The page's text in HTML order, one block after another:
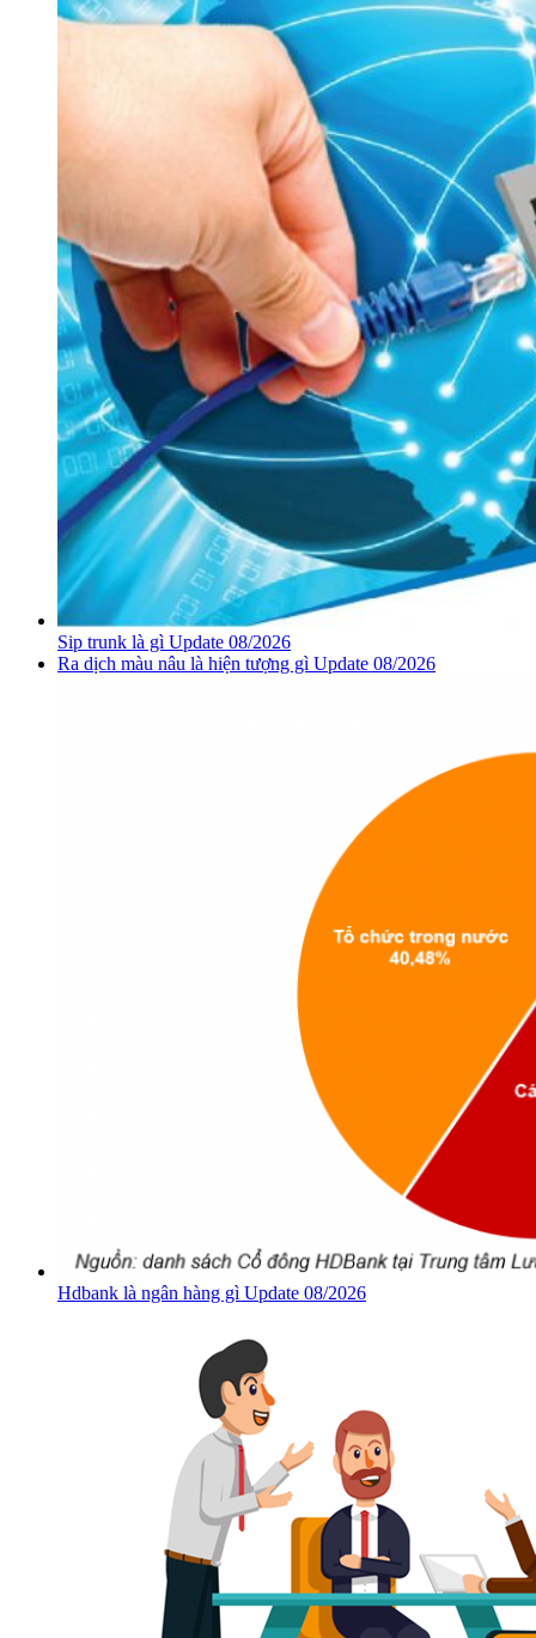
Sip trunk là gì Update 08/2026
Ra dịch màu nâu là hiện tượng gì Update 08/2026
Hdbank là ngân hàng gì Update 08/2026